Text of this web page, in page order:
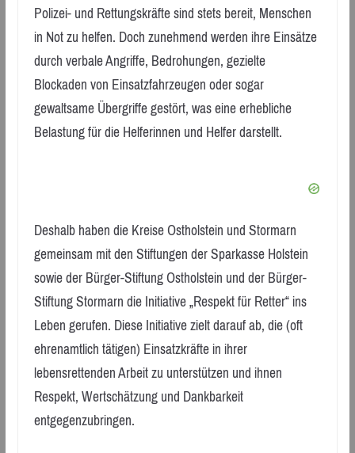
Polizei- und Rettungskräfte sind stets bereit, Menschen
in Not zu helfen. Doch zunehmend werden ihre Einsätze
durch verbale Angriffe, Bedrohungen, gezielte
Blockaden von Einsatzfahrzeugen oder sogar
gewaltsame Übergriffe gestört, was eine erhebliche
Belastung für die Helferinnen und Helfer darstellt.
Deshalb haben die Kreise Ostholstein und Stormarn
gemeinsam mit den Stiftungen der Sparkasse Holstein
sowie der Bürger-Stiftung Ostholstein und der Bürger-
Stiftung Stormarn die Initiative „Respekt für Retter“ ins
Leben gerufen. Diese Initiative zielt darauf ab, die (oft
ehrenamtlich tätigen) Einsatzkräfte in ihrer
lebensrettenden Arbeit zu unterstützen und ihnen
Respekt, Wertschätzung und Dankbarkeit
entgegenzubringen.